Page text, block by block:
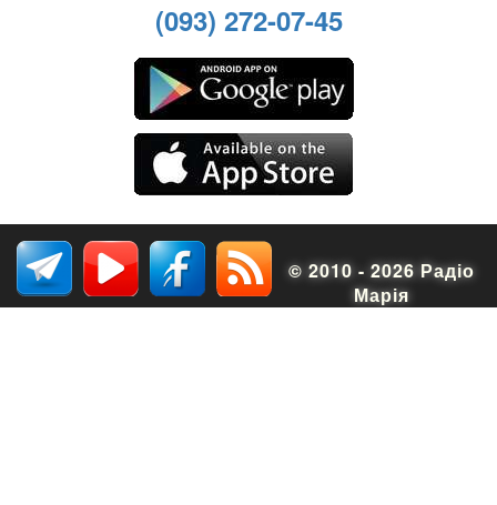
(093) 272-07-45
© 2010 - 2026 Радіо
Марія